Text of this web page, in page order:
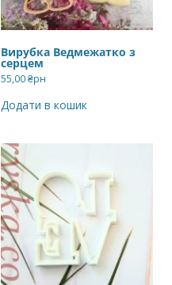
Вирубка Ведмежатко з
серцем
55,00₴рн
Додати в кошик